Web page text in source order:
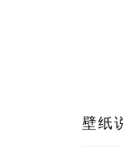
壁纸